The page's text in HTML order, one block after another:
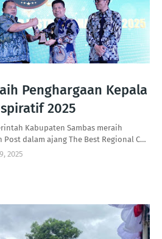
Penghargaan Kepala
2025
Kabupaten Sambas meraih
Post dalam ajang The Best Regional C…
2025